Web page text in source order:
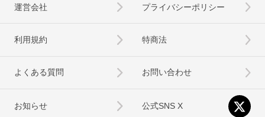
運営会社 プライバシーポリシー
利用規約 特商法
よくある質問 お問い合わせ
お知らせ 公式SNS X